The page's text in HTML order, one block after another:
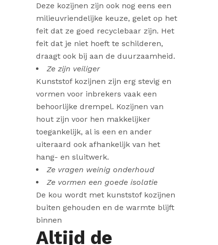
Deze kozijnen zijn ook nog eens een
milieuvriendelijke keuze, gelet op het
feit dat ze goed recyclebaar zijn. Het
feit dat je niet hoeft te schilderen,
draagt ook bij aan de duurzaamheid.
Ze zijn veiliger
Kunststof kozijnen zijn erg stevig en
vormen voor inbrekers vaak een
behoorlijke drempel. Kozijnen van
hout zijn voor hen makkelijker
toegankelijk, al is een en ander
uiteraard ook afhankelijk van het
hang- en sluitwerk.
Ze vragen weinig onderhoud
Ze vormen een goede isolatie
De kou wordt met kunststof kozijnen
buiten gehouden en de warmte blijft
binnen
Altijd de